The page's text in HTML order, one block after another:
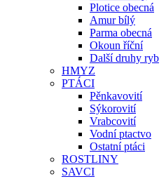
Plotice obecná
Amur bílý
Parma obecná
Okoun říční
Další druhy ryb
HMYZ
PTÁCI
Pěnkavovití
Sýkorovití
Vrabcovití
Vodní ptactvo
Ostatní ptáci
ROSTLINY
SAVCI